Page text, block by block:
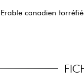
canadien